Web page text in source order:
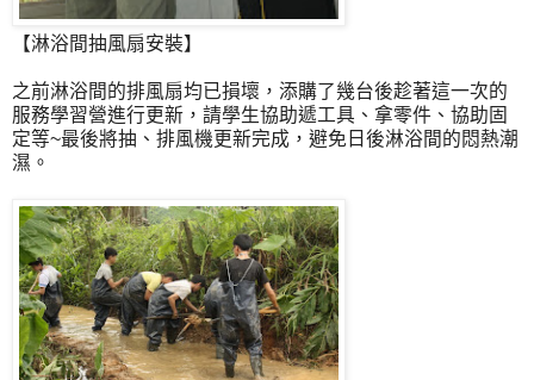
【淋浴間抽風扇安裝】
之前淋浴間的排風扇均已損壞，添購了幾台後趁著這一次的
服務學習營進行更新，請學生協助遞工具、拿零件、協助固
定等~最後將抽、排風機更新完成，避免日後淋浴間的悶熱潮
濕。